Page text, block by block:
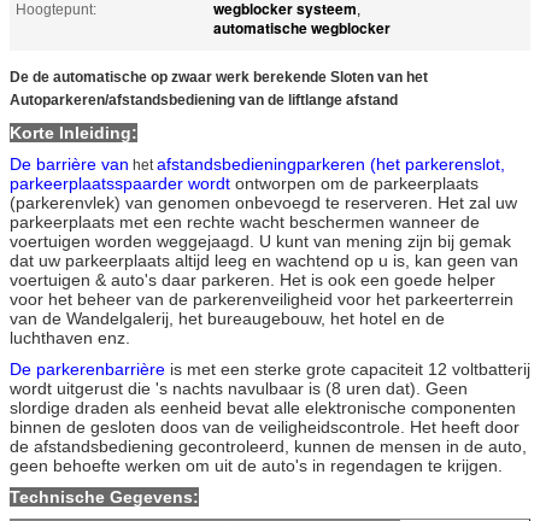
Hoogtepunt:
wegblocker systeem,
automatische wegblocker
De de automatische op zwaar werk berekende Sloten van het
Autoparkeren/afstandsbediening van de liftlange afstand
Korte Inleiding:
De barrière van hetafstandsbedieningparkeren (het parkerenslot,
parkeerplaatsspaarder wordt ontworpen om de parkeerplaats
(parkerenvlek) van genomen onbevoegd te reserveren. Het zal uw
parkeerplaats met een rechte wacht beschermen wanneer de
voertuigen worden weggejaagd. U kunt van mening zijn bij gemak
dat uw parkeerplaats altijd leeg en wachtend op u is, kan geen van
voertuigen & auto's daar parkeren. Het is ook een goede helper
voor het beheer van de parkerenveiligheid voor het parkeerterrein
van de Wandelgalerij, het bureaugebouw, het hotel en de
luchthaven enz.
De parkerenbarrière is met een sterke grote capaciteit 12 voltbatterij
wordt uitgerust die 's nachts navulbaar is (8 uren dat). Geen
slordige draden als eenheid bevat alle elektronische componenten
binnen de gesloten doos van de veiligheidscontrole. Het heeft door
de afstandsbediening gecontroleerd, kunnen de mensen in de auto,
geen behoefte werken om uit de auto's in regendagen te krijgen.
Technische Gegevens: